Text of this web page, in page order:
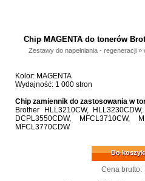
Chip MAGENTA do tonerów
Zestawy do napełniania - regeneracji »
Kolor: MAGENTA
Wydajność: 1 000 stron
Chip zamiennik do zastosowania w
Brother HLL3210CW,
DCPL3550CDW, MFCL3710CW,
MFCL3770CDW
Do
Cena brutto: